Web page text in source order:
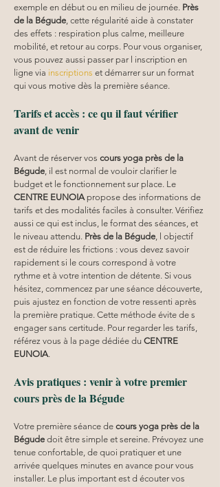
exemple en début ou en milieu de journée. Près
de la Bégude , cette régularité aide à constater
des effets : respiration plus calme, meilleure
mobilité, et retour au corps. Pour vous organiser,
vous pouvez aussi passer par l inscription en
ligne via inscriptions et démarrer sur un format
qui vous motive dès la première séance.
Tarifs et accès : ce qu il faut vérifier
avant de venir
Avant de réserver vos cours yoga près de la
Bégude , il est normal de vouloir clarifier le
budget et le fonctionnement sur place. Le
CENTRE EUNOIA propose des informations de
tarifs et des modalités faciles à consulter. Vérifiez
aussi ce qui est inclus, le format des séances, et
le niveau attendu. Près de la Bégude , l objectif
est de réduire les frictions : vous devez savoir
rapidement si le cours correspond à votre
rythme et à votre intention de détente. Si vous
hésitez, commencez par une séance découverte,
puis ajustez en fonction de votre ressenti après
la première pratique. Cette méthode évite de s
engager sans certitude. Pour regarder les tarifs,
référez vous à la page dédiée du CENTRE
EUNOIA.
Avis pratiques : venir à votre premier
cours près de la Bégude
Votre première séance de cours yoga près de la
Bégude doit être simple et sereine. Prévoyez une
tenue confortable, de quoi pratiquer et une
arrivée quelques minutes en avance pour vous
installer. Le plus important est d écouter vos